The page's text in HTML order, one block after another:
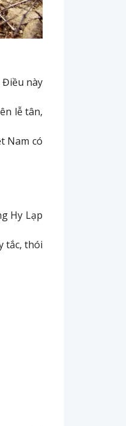
Điều này
lễ tân,
Nam có
Hy Lạp
tắc, thói